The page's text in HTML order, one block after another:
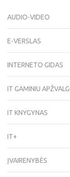
AUDIO-VIDEO
E-VERSLAS
INTERNETO GIDAS
IT GAMINIU
IT KNYGYNAS
IT+
ĮVAIRENYBĖS